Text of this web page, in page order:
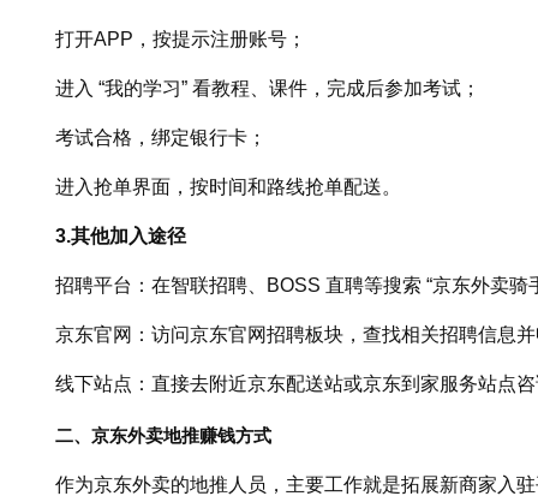
打开APP，按提示注册账号；
进入 “我的学习” 看教程、课件，完成后参加考试；
考试合格，绑定银行卡；
进入抢单界面，按时间和路线抢单配送。
3.其他加入途径
招聘平台：在智联招聘、BOSS 直聘等搜索 “京东外卖骑
京东官网：访问京东官网招聘板块，查找相关招聘信息
线下站点：直接去附近京东配送站或京东到家服务站点
二、京东外卖地推赚钱方式
作为京东外卖的地推人员，主要工作就是拓展新商家入